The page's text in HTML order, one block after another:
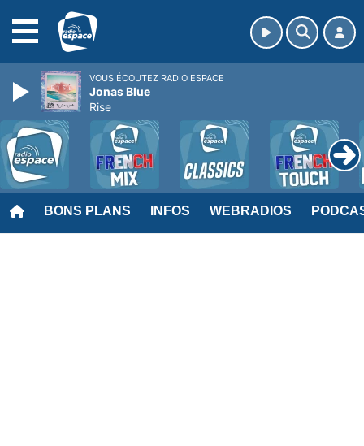
BONS PLANS INFOS WEBRADIOS
VOUS ÉCOUTEZ RADIO ESPACE
Jonas Blue
Rise